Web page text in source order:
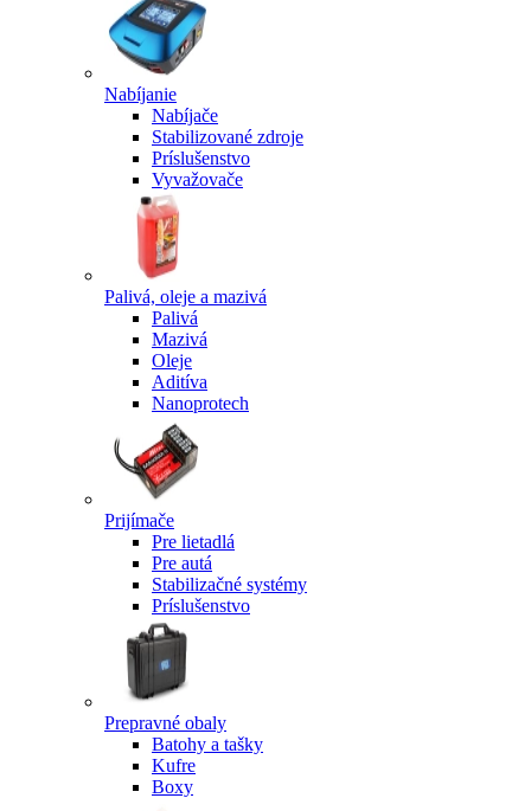
Nabíjanie
Nabíjače
Stabilizované zdroje
Príslušenstvo
Vyvažovače
Palivá, oleje a mazivá
Palivá
Mazivá
Oleje
Aditíva
Nanoprotech
Prijímače
Pre lietadlá
Pre autá
Stabilizačné systémy
Príslušenstvo
Prepravné obaly
Batohy a tašky
Kufre
Boxy